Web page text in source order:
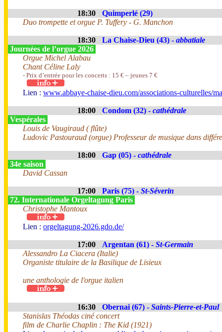
18:30
Quimperlé (29)
Duo trompette et orgue P. Tuffery - G. Manchon
18:30 La Chaise-Dieu (43) - abbatiale
Journées de l’orgue 2026
Orgue Michel Alabau
Chant Céline Laly
- Prix d’entrée pour les concerts : 15 € – jeunes 7 €
Lien : www.abbaye-chaise-dieu.com/associations-culturelles/
18:00 Condom (32) - cathédrale
Vespérales
Louis de Vaugiraud ( flûte)
Ludovic Pastouraud (orgue) Professeur de musique dans
18:00 Gap (05) - cathédrale
34e saison
David Cassan
17:00 Paris (75) - St-Séverin
72. Internationale Orgeltagung Paris
Christophe Mantoux
Lien : orgeltagung-2026.gdo.de/
17:00 Argentan (61) - St-Germain
Alessandro La Ciacera (Italie)
Organiste titulaire de la Basilique de Lisieux
une anthologie de l'orgue italien
16:30 Obernai (67) - Saints-Pierre-et-Paul
Stanislas Théodas ciné concert
film de Charlie Chaplin : The Kid (1921)